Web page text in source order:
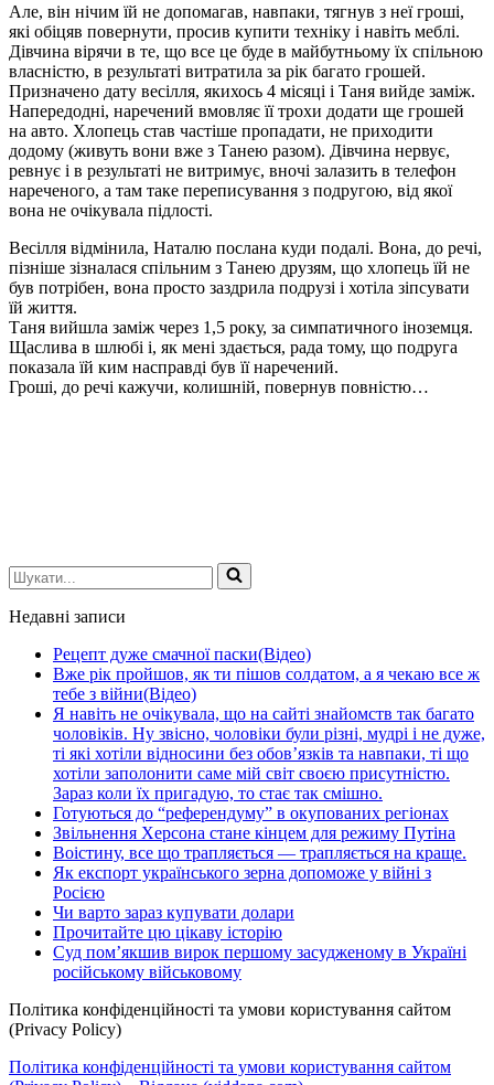
Але, він нічим їй не допомагав, навпаки, тягнув з неї гроші,
які обіцяв повернути, просив купити техніку і навіть меблі.
Дівчина вірячи в те, що все це буде в майбутньому їх спільною
власністю, в результаті витратила за рік багато грошей.
Призначено дату весілля, якихось 4 місяці і Таня вийде заміж.
Напередодні, наречений вмовляє її трохи додати ще грошей
на авто. Хлопець став частіше пропадати, не приходити
додому (живуть вони вже з Танею разом). Дівчина нервує,
ревнує і в результаті не витримує, вночі залазить в телефон
нареченого, а там таке переписування з подругою, від якої
вона не очікувала підлості.
Весілля відмiнила, Наталю послана куди подалі. Вона, до речі,
пізніше зізналася спільним з Танею друзям, що хлопець їй не
був потрібен, вона просто заздрила подрузі і хотіла зіпсувати
їй життя.
Таня вийшла заміж через 1,5 року, за симпатичного іноземця.
Щаслива в шлюбі і, як мені здається, рада тому, що подруга
показала їй ким насправді був її наречений.
Гроші, до речі кажучи, колишній, повернув повністю…
Шукати...
Недавні записи
Рецепт дуже смачної паски(Відео)
Вже рік пройшов, як ти пішов солдатом, а я чекаю все ж
тебе з війни(Відео)
Я навіть не очікувала, що на сайті знайомств так багато
чоловіків. Ну звісно, чоловіки були різні, мудрі і не дуже,
ті які хотіли відносини без обов’язків та навпаки, ті що
хотіли заполонити саме мій світ своєю присутністю.
Зараз коли їх пригадую, то стає так смішно.
Готуються до “референдуму” в окупованих регіонах
Звільнення Херсона стане кінцем для режиму Путіна
Воістину, все що трапляється — трапляється на краще.
Як експорт українського зерна допоможе у війні з
Росією
Чи варто зараз купувати долари
Прочитайте цю цікаву історію
Суд пом’якшив вирок першому засудженому в Україні
російському військовому
Політика конфіденційності та умови користування сайтом
(Privacy Policy)
Політика конфіденційності та умови користування сайтом